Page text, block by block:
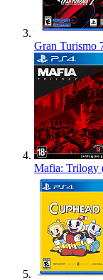
Gran Turismo
Mafia: Trilogy